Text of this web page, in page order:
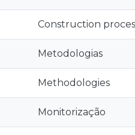
Construction
Metodologias
Methodologies
Monitorização